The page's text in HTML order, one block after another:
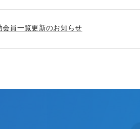
会員一覧更新のお知らせ